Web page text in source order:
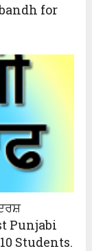
for
Punjabi
Students.